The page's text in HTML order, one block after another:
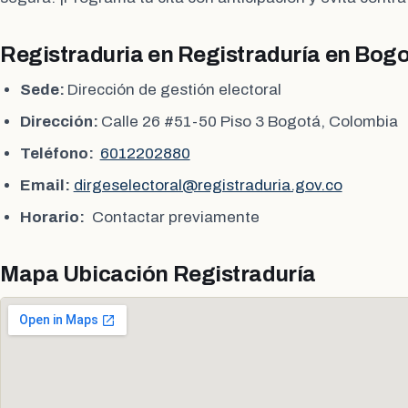
Registraduria en Registraduría en
Sede: Dirección de gestión electoral
Dirección: Calle 26 #51-50 Piso 3 Bogotá, Colombia
Teléfono: 6012202880
Email: dirgeselectoral@registraduria.gov.co
Horario: Contactar previamente
Mapa Ubicación Registraduría